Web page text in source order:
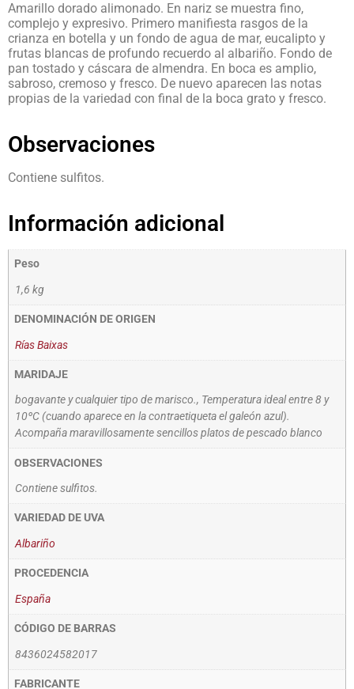
Amarillo dorado alimonado. En nariz se muestra fino,
complejo y expresivo. Primero manifiesta rasgos de la
crianza en botella y un fondo de agua de mar, eucalipto y
frutas blancas de profundo recuerdo al albariño. Fondo de
pan tostado y cáscara de almendra. En boca es amplio,
sabroso, cremoso y fresco. De nuevo aparecen las notas
propias de la variedad con final de la boca grato y fresco.
Observaciones
Contiene sulfitos.
Información adicional
Peso
1,6 kg
DENOMINACIÓN DE ORIGEN
Rías Baixas
MARIDAJE
bogavante y cualquier tipo de marisco., Temperatura ideal entre 8 y
10ºC (cuando aparece en la contraetiqueta el galeón azul).
Acompaña maravillosamente sencillos platos de pescado blanco
OBSERVACIONES
Contiene sulfitos.
VARIEDAD DE UVA
Albariño
PROCEDENCIA
España
CÓDIGO DE BARRAS
8436024582017
FABRICANTE